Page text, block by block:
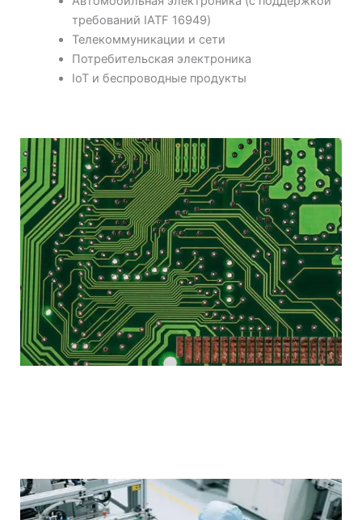
требований IATF 16949)
Телекоммуникации и сети
Потребительская электроника
IoT и беспроводные продукты